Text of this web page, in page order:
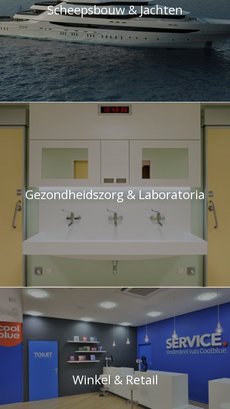
Scheepsbouw & Jachten
Gezondheidszorg & Laboratoria
Winkel & Retail